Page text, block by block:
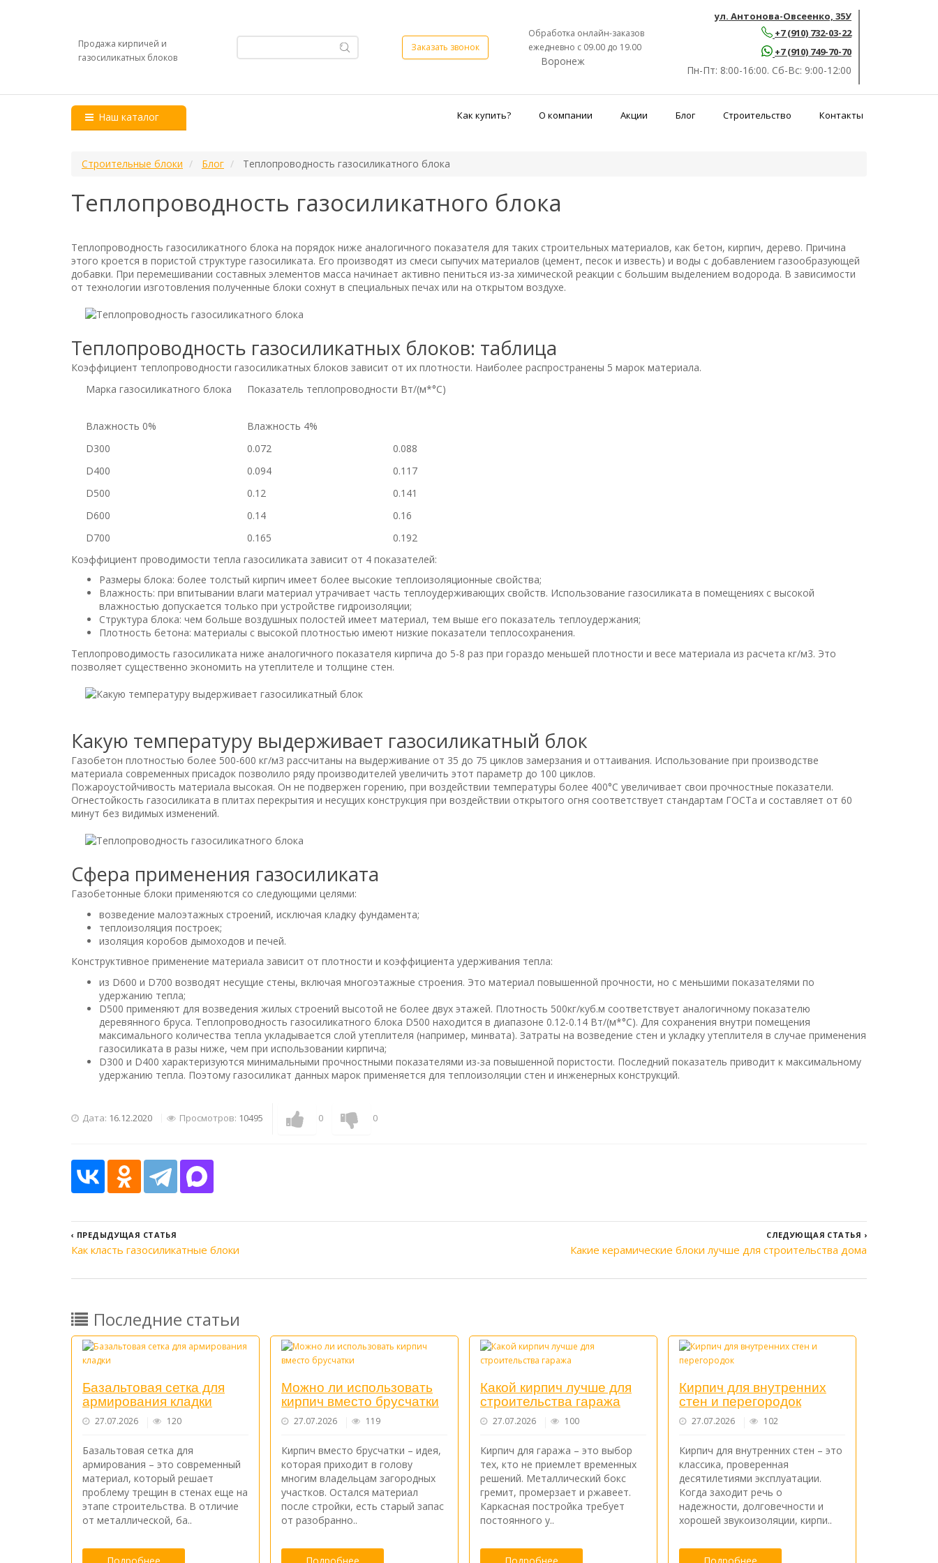
Продажа кирпичей и
газосиликатных блоков
Заказать звонок
Обработка онлайн-заказов
ежедневно с 09.00 до 19.00
Воронеж
ул. Антонова-Овсеенко, 35У
+7 (910) 732-03-22
+7 (910) 749-70-70
Пн-Пт: 8:00-16:00. Сб-Вс: 9:00-12:00
Наш каталог Как купить? О компании Акции Блог Строительство Контакты
Строительные блоки Блог Теплопроводность газосиликатного блока
Теплопроводность газосиликатного блока
Теплопроводность газосиликатного блока на порядок ниже аналогичного показателя для таких строительных материалов, как бетон, кирпич, дерево. Причина
этого кроется в пористой структуре газосиликата. Его производят из смеси сыпучих материалов (цемент, песок и известь) и воды с добавлением газообразующей
добавки. При перемешивании составных элементов масса начинает активно пениться из-за химической реакции с большим выделением водорода. В зависимости
от технологии изготовления полученные блоки сохнут в специальных печах или на открытом воздухе.
Теплопроводность газосиликатных блоков: таблица
Коэффициент теплопроводности газосиликатных блоков зависит от их плотности. Наиболее распространены 5 марок материала.
Марка газосиликатного блока
Показатель теплопроводности Вт/(м*°С)
Влажность 0%
Влажность 4%
D300
0.072
0.088
D400
0.094
0.117
D500
0.12
0.141
D600
0.14
0.16
D700
0.165
0.192
Коэффициент проводимости тепла газосиликата зависит от 4 показателей:
Размеры блока: более толстый кирпич имеет более высокие теплоизоляционные свойства;
Влажность: при впитывании влаги материал утрачивает часть теплоудерживающих свойств. Использование газосиликата в помещениях с высокой
влажностью допускается только при устройстве гидроизоляции;
Структура блока: чем больше воздушных полостей имеет материал, тем выше его показатель теплоудержания;
Плотность бетона: материалы с высокой плотностью имеют низкие показатели теплосохранения.
Теплопроводимость газосиликата ниже аналогичного показателя кирпича до 5-8 раз при гораздо меньшей плотности и весе материала из расчета кг/м3. Это
позволяет существенно экономить на утеплителе и толщине стен.
Какую температуру выдерживает газосиликатный блок
Газобетон плотностью более 500-600 кг/м3 рассчитаны на выдерживание от 35 до 75 циклов замерзания и оттаивания. Использование при производстве
материала современных присадок позволило ряду производителей увеличить этот параметр до 100 циклов.
Пожароустойчивость материала высокая. Он не подвержен горению, при воздействии температуры более 400°С увеличивает свои прочностные показатели.
Огнестойкость газосиликата в плитах перекрытия и несущих конструкция при воздействии открытого огня соответствует стандартам ГОСТа и составляет от 60
минут без видимых изменений.
Сфера применения газосиликата
Газобетонные блоки применяются со следующими целями:
возведение малоэтажных строений, исключая кладку фундамента;
теплоизоляция построек;
изоляция коробов дымоходов и печей.
Конструктивное применение материала зависит от плотности и коэффициента удерживания тепла:
из D600 и D700 возводят несущие стены, включая многоэтажные строения. Это материал повышенной прочности, но с меньшими показателями по
удержанию тепла;
D500 применяют для возведения жилых строений высотой не более двух этажей. Плотность 500кг/куб.м соответствует аналогичному показателю
деревянного бруса. Теплопроводность газосиликатного блока D500 находится в диапазоне 0.12-0.14 Вт/(м*°С). Для сохранения внутри помещения
максимального количества тепла укладывается слой утеплителя (например, минвата). Затраты на возведение стен и укладку утеплителя в случае применения
газосиликата в разы ниже, чем при использовании кирпича;
D300 и D400 характеризуются минимальными прочностными показателями из-за повышенной пористости. Последний показатель приводит к максимальному
удержанию тепла. Поэтому газосиликат данных марок применяется для теплоизоляции стен и инженерных конструкций.
Дата: 16.12.2020 Просмотров: 10495 0 0
‹ ПРЕДЫДУЩАЯ СТАТЬЯ
Как класть газосиликатные блоки
СЛЕДУЮЩАЯ СТАТЬЯ ›
Какие керамические блоки лучше для строительства дома
Последние статьи
Базальтовая сетка для
армирования кладки
27.07.2026 120
Базальтовая сетка для
армирования – это современный
материал, который решает
проблему трещин в стенах еще на
этапе строительства. В отличие
от металлической, ба..
Можно ли использовать
кирпич вместо брусчатки
27.07.2026 119
Кирпич вместо брусчатки – идея,
которая приходит в голову
многим владельцам загородных
участков. Остался материал
после стройки, есть старый запас
от разобранно..
Какой кирпич лучше для
строительства гаража
27.07.2026 100
Кирпич для гаража – это выбор
тех, кто не приемлет временных
решений. Металлический бокс
гремит, промерзает и ржавеет.
Каркасная постройка требует
постоянного у..
Кирпич для внутренних
стен и перегородок
27.07.2026 102
Кирпич для внутренних стен – это
классика, проверенная
десятилетиями эксплуатации.
Когда заходит речь о
надежности, долговечности и
хорошей звукоизоляции, кирпи..